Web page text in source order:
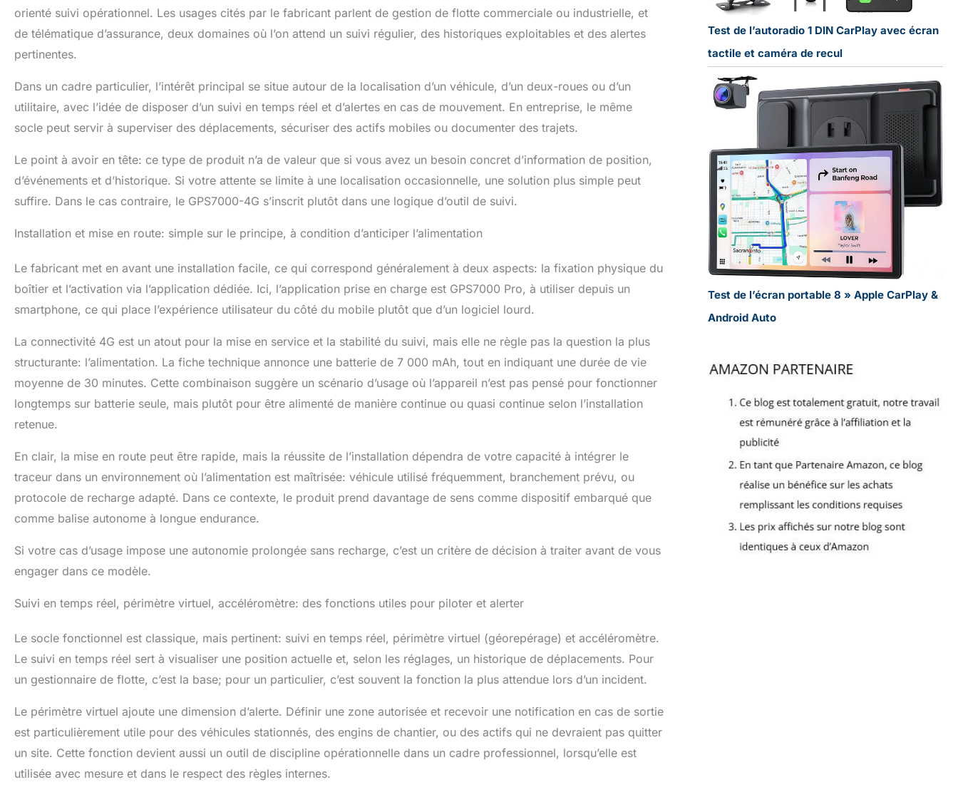
GPS7000 G1 est livré avec le service déjà activé : 30 jours, 90 jours, 6 mois,
de carte SIM n'est nécessaire. Le renouvellement est entièrement facultatif
obligatoires. COUVERTURE 4G LTE À TRAVERS L'EUROPE + APPLICATION
compatible avec les principaux opérateurs européens, garantissant une
couverture continue sur tout le continent. L'application est simple
utilisateurs du monde entier. Aucun rechargement de carte SIM n'est
nécessaire. Parfait comme traceur compact, dispositif discret pour la
récupération de véhicules volés ou solution pour les flottes, les sociétés de
location et les jeunes conducteurs. ÉTANCHE IP65 + ALARME DE
de secours intégrée et ses alertes instantanées d’entrée/sortie de zone
pannes de l’appareil, vous assurant une protection permanente. L’application
intuitive et multilingue permet une gestion simplifiée et en temps réel du
suivi, où que vous soyez. Que ce soit pour votre voiture, votre flotte ou pour
la sécurité d’un jeune conducteur, le GPS7000 G1 offre une visibilité fiable
orienté suivi opérationnel. Les usages cités par le fabricant parlent de gestion de flotte commerciale ou industrielle, et
de télématique d’assurance, deux domaines où l’on attend un suivi régulier, des historiques exploitables et des alertes
pertinentes.
Dans un cadre particulier, l’intérêt principal se situe autour de la localisation d’un véhicule, d’un deux-roues ou d’un
utilitaire, avec l’idée de disposer d’un suivi en temps réel et d’alertes en cas de mouvement. En entreprise, le même
socle peut servir à superviser des déplacements, sécuriser des actifs mobiles ou documenter des trajets.
Le point à avoir en tête: ce type de produit n’a de valeur que si vous avez un besoin concret d’information de position,
d’événements et d’historique. Si votre attente se limite à une localisation occasionnelle, une solution plus simple peut
suffire. Dans le cas contraire, le GPS7000-4G s’inscrit plutôt dans une logique d’outil de suivi.
Installation et mise en route: simple sur le principe, à condition d’anticiper l’alimentation
Le fabricant met en avant une installation facile, ce qui correspond généralement à deux aspects: la fixation physique du
boîtier et l’activation via l’application dédiée. Ici, l’application prise en charge est GPS7000 Pro, à utiliser depuis un
smartphone, ce qui place l’expérience utilisateur du côté du mobile plutôt que d’un logiciel lourd.
La connectivité 4G est un atout pour la mise en service et la stabilité du suivi, mais elle ne règle pas la question la plus
structurante: l’alimentation. La fiche technique annonce une batterie de 7 000 mAh, tout en indiquant une durée de vie
moyenne de 30 minutes. Cette combinaison suggère un scénario d’usage où l’appareil n’est pas pensé pour fonctionner
longtemps sur batterie seule, mais plutôt pour être alimenté de manière continue ou quasi continue selon l’installation
retenue.
En clair, la mise en route peut être rapide, mais la réussite de l’installation dépendra de votre capacité à intégrer le
traceur dans un environnement où l’alimentation est maîtrisée: véhicule utilisé fréquemment, branchement prévu, ou
protocole de recharge adapté. Dans ce contexte, le produit prend davantage de sens comme dispositif embarqué que
comme balise autonome à longue endurance.
Si votre cas d’usage impose une autonomie prolongée sans recharge, c’est un critère de décision à traiter avant de vous
engager dans ce modèle.
Suivi en temps réel, périmètre virtuel, accéléromètre: des fonctions utiles pour piloter et alerter
Le socle fonctionnel est classique, mais pertinent: suivi en temps réel, périmètre virtuel (géorepérage) et accéléromètre.
Le suivi en temps réel sert à visualiser une position actuelle et, selon les réglages, un historique de déplacements. Pour
un gestionnaire de flotte, c’est la base; pour un particulier, c’est souvent la fonction la plus attendue lors d’un incident.
Le périmètre virtuel ajoute une dimension d’alerte. Définir une zone autorisée et recevoir une notification en cas de sortie
est particulièrement utile pour des véhicules stationnés, des engins de chantier, ou des actifs qui ne devraient pas quitter
un site. Cette fonction devient aussi un outil de discipline opérationnelle dans un cadre professionnel, lorsqu’elle est
utilisée avec mesure et dans le respect des règles internes.
Test de l’autoradio 1 DIN CarPlay avec écran
tactile et caméra de recul
Test de l’écran portable 8 » Apple CarPlay &
Android Auto